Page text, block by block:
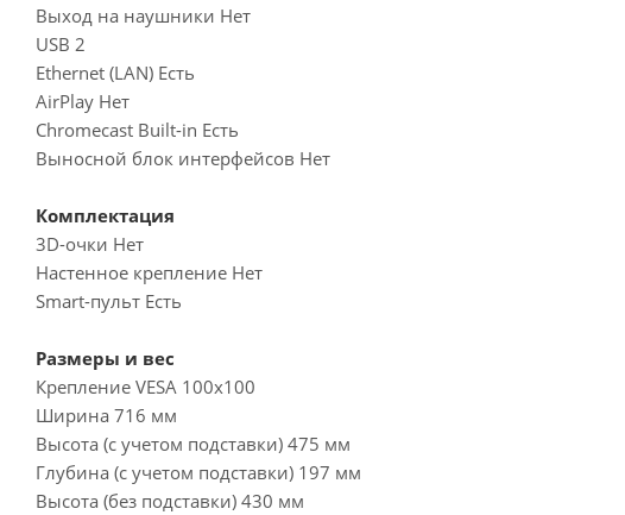
Выход на наушники Нет
USB 2
Ethernet (LAN) Есть
AirPlay Нет
Chromecast Built-in Есть
Выносной блок интерфейсов Нет
Комплектация
3D-очки Нет
Настенное крепление Нет
Smart-пульт Есть
Размеры и вес
Крепление VESA 100x100
Ширина 716 мм
Высота (с учетом подставки) 475 мм
Глубина (с учетом подставки) 197 мм
Высота (без подставки) 430 мм